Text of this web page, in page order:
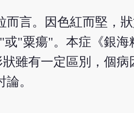
而言。因色紅而堅，
"粟瘍"。本症《銀
雖有一定區別，個
。